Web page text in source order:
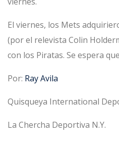
El viernes, los Mets
(por el relevista Colin
con los Piratas. Se espera
Por: Ray Avila
Quisqueya International
La Chercha Deportiva N.Y.